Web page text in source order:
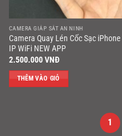
CAMERA GIÁP SÁT AN NINH
Camera Quay Lén Cốc Sạc iPhone
IP WiFi NEW APP
2.500.000VNĐ
THÊM VÀO GIỎ
1